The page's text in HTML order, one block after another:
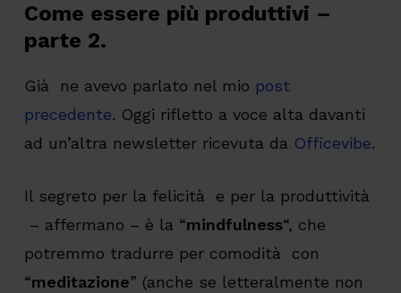
Come essere più produttivi –
parte 2.
Già ne avevo parlato nel mio post
precedente. Oggi rifletto a voce alta davanti
ad un’altra newsletter ricevuta da Officevibe.
Il segreto per la felicità e per la produttività
– affermano – è la “mindfulness“, che
potremmo tradurre per comodità con
“meditazione” (anche se letteralmente non